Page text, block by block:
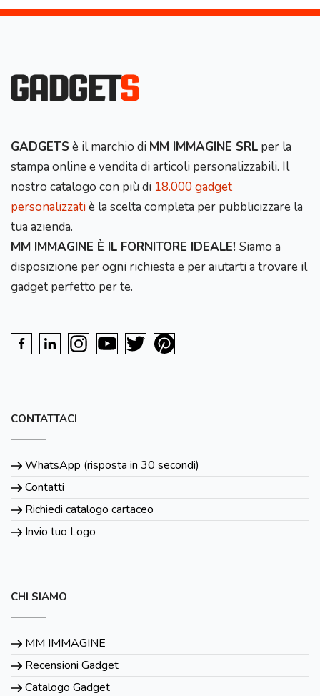
GADGETS è il marchio di MM IMMAGINE SRL per la
stampa online e vendita di articoli personalizzabili. Il
nostro catalogo con più di 18.000 gadget
personalizzatiè la scelta completa per pubblicizzare la
tua azienda.
MM IMMAGINE È IL FORNITORE IDEALE! Siamo a
disposizione per ogni richiesta e per aiutarti a trovare il
gadget perfetto per te.
CONTATTACI
WhatsApp (risposta in 30 secondi)
Contatti
Richiedi catalogo cartaceo
Invio tuo Logo
CHI SIAMO
MM IMMAGINE
Recensioni Gadget
Catalogo Gadget